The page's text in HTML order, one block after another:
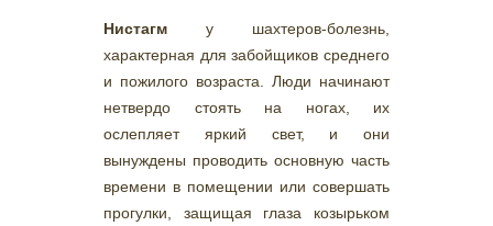
Нистагм у шахтеров-болезнь,
характерная для забойщиков среднего
и пожилого возраста. Люди начинают
нетвердо стоять на ногах, их
ослепляет яркий свет, и они
вынуждены проводить основную часть
времени в помещении или совершать
прогулки, защищая глаза козырьком